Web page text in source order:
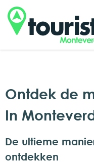
Ontdek de
In
De ultieme
ontdekken